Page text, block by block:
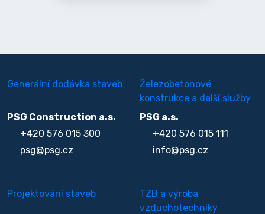
Generální dodávka staveb
PSG Construction a.s.
+420 576 015 300
psg@psg.cz
Železobetonové
konstrukce a další služby
PSG a.s.
+420 576 015 111
info@psg.cz
Projektování staveb
TZB a výroba
vzduchotechniky